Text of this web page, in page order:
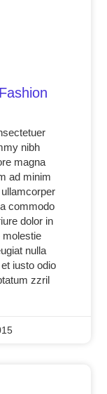
nibh
magna
ad minim
commodo
dolor in
molestie
nulla
iusto odio
zzril